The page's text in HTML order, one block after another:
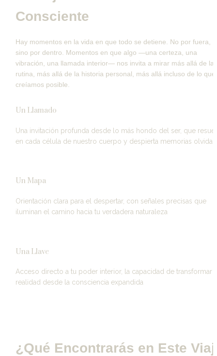
Consciente
Hay momentos en la vida en que todo se detiene. No por fuera,
sino por dentro. Momentos en que algo —una certeza, una
vibración, una llamada interior— nos invita a mirar más allá de la
rutina, más allá de la historia personal, más allá incluso de lo que
creíamos posible.
Un Llamado
Una invitación profunda desde lo más hondo del ser, que
en cada célula de nuestro cuerpo y despierta memorias
Un Mapa
Orientación clara para el despertar, con señales precisas que
iluminan el camino hacia tu verdadera naturaleza
Una Llave
Acceso directo a tu poder interior, la capacidad de transformar
realidad desde la consciencia expandida
¿Qué Encontrarás en Este